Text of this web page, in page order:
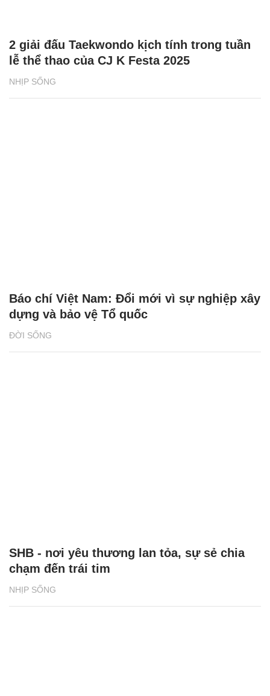
NHỊP SỐNG
2 giải đấu Taekwondo kịch tính trong tuần
lễ thể thao của CJ K Festa 2025
ĐỜI SỐNG
Báo chí Việt Nam: Đổi mới vì sự nghiệp xây
dựng và bảo vệ Tổ quốc
NHỊP SỐNG
SHB - nơi yêu thương lan tỏa, sự sẻ chia
chạm đến trái tim